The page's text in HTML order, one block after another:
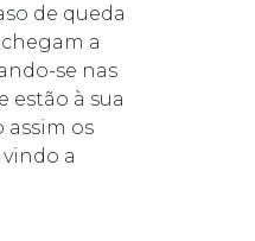
de queda
a
se nas
estão à sua
assim os
a